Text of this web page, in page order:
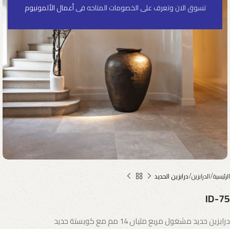
تسوق الان وتعرف على الخصومات المتاحه فىأعمال الألمونيوم
الرئيسية الدرابزين درابزين الحديد
ID-75
درابزين حديد مشغول مربع مليان 14 مم مع كوبستة حديد